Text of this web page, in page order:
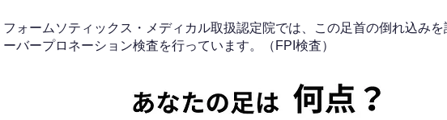
フォームソティックス・メディカル取扱認定院では、この足首の倒れ込み
ーバープロネーション検査を行っています。（FPI検査）​